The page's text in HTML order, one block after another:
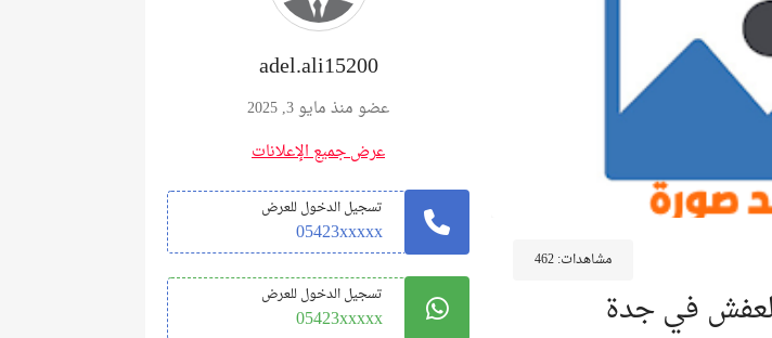
مشاهدات:462
في جدة
adel.ali15200
عضو منذ مايو 3, 2025
عرض جميع الإعلانات
تسجيل الدخول للعرض
05423xxxxx
تسجيل الدخول للعرض
05423xxxxx